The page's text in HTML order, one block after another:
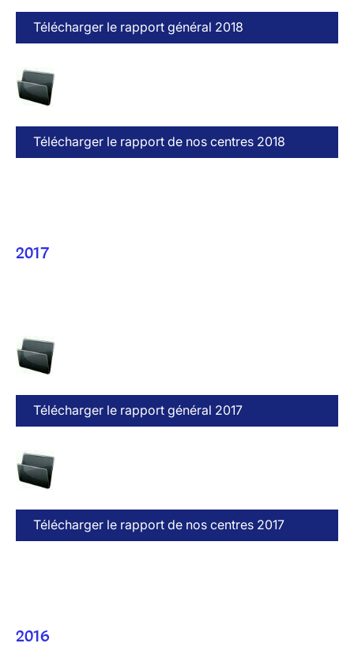
Télécharger le rapport général 2018
Télécharger le rapport de nos centres 2018
2017
Télécharger le rapport général 2017
Télécharger le rapport de nos centres 2017
2016